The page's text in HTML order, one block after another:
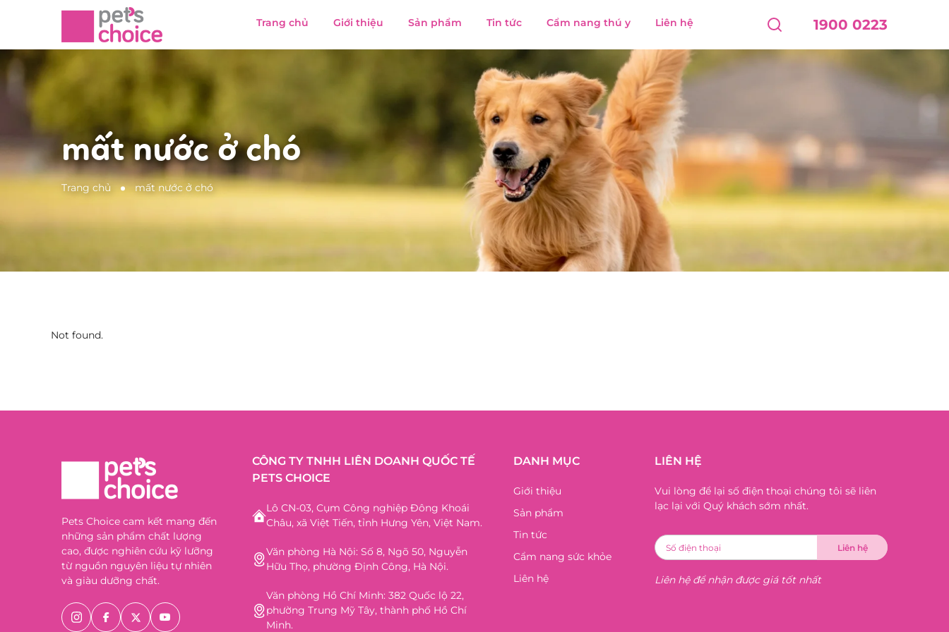
Trang chủ Giới thiệu Sản phẩm Tin tức Cẩm nang thú y Liên hệ 1900 0223
mất nước ở chó
Trang chủ mất nước ở chó
Not found.
Pets Choice cam kết mang đến
những sản phẩm chất lượng
cao, được nghiên cứu kỹ lưỡng
từ nguồn nguyên liệu tự nhiên
và giàu dưỡng chất.
CÔNG TY TNHH LIÊN DOANH QUỐC TẾ
PETS CHOICE
Lô CN-03, Cụm Công nghiệp Đông Khoái
Châu, xã Việt Tiến, tỉnh Hưng Yên, Việt Nam.
Văn phòng Hà Nội: Số 8, Ngõ 50, Nguyễn
Hữu Thọ, phường Định Công, Hà Nội.
Văn phòng Hồ Chí Minh: 382 Quốc lộ 22,
phường Trung Mỹ Tây, thành phố Hồ Chí
Minh.
DANH MỤC
Giới thiệu
Sản phẩm
Tin tức
Cẩm nang sức khỏe
Liên hệ
LIÊN HỆ
Vui lòng để lại số điện thoại chúng tôi sẽ liên
lạc lại với Quý khách sớm nhất.
Liên hệ để nhận được giá tốt nhất